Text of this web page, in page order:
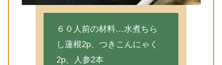
６０人前の材料…水煮ちら
し蓮根2p、つきこんにゃく
2p、人参2本